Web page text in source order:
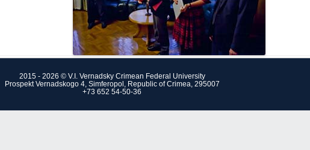
2015 - 2026 © V.I. Vernadsky Crimean Federal University
Prospekt Vernadskogo 4, Simferopol, Republic of Crimea, 295007
+73 652 54-50-36